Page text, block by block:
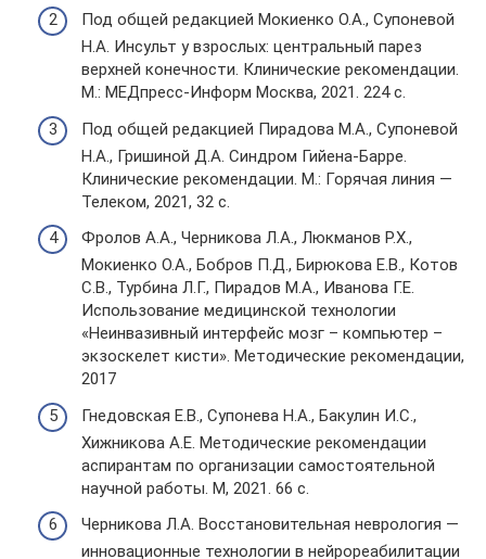
Под общей редакцией Мокиенко О.А., Супоневой
Н.А. Инсульт у взрослых: центральный парез
верхней конечности. Клинические рекомендации.
М.: МЕДпресс-Информ Москва, 2021. 224 с.
Под общей редакцией Пирадова М.А., Супоневой
Н.А., Гришиной Д.А. Синдром Гийена-Барре.
Клинические рекомендации. М.: Горячая линия —
Телеком, 2021, 32 с.
Фролов А.А., Черникова Л.А., Люкманов Р.Х.,
Мокиенко О.А., Бобров П.Д., Бирюкова Е.В., Котов
С.В., Турбина Л.Г., Пирадов М.А., Иванова Г.Е.
Использование медицинской технологии
«Неинвазивный интерфейс мозг – компьютер –
экзоскелет кисти». Методические рекомендации,
2017
Гнедовская Е.В., Супонева Н.А., Бакулин И.С.,
Хижникова А.Е. Методические рекомендации
аспирантам по организации самостоятельной
научной работы. М, 2021. 66 с.
Черникова Л.А. Восстановительная неврология —
инновационные технологии в нейрореабилитации